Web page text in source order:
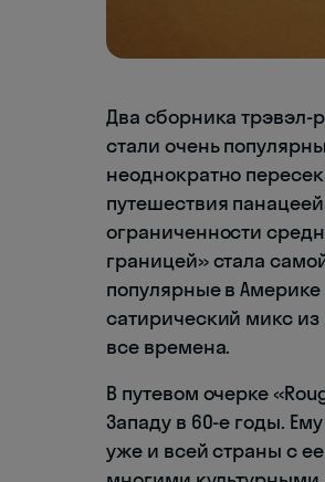
Два сборника трэвэл-
стали очень
неоднократно
путешествия
ограниченности
границей» стала
популярные в
сатирический микс
все времена.
В путевом очерке
Западу в 60-е годы.
уже и всей страны с